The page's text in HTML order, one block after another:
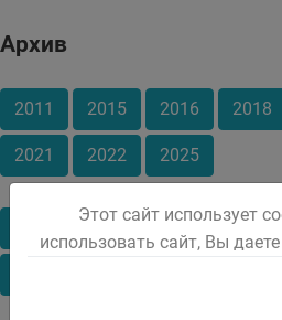
Архив
2011 2015 2016 2018
2021 2022 2025
Май Июль
Этот сайт использует
использовать сайт, Вы